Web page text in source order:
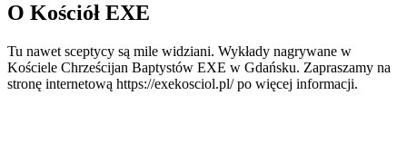
O Kościół EXE
Tu nawet sceptycy są mile widziani. Wykłady nagrywane w
Kościele Chrześcijan Baptystów EXE w Gdańsku. Zapraszamy na
stronę internetową https://exekosciol.pl/ po więcej informacji.